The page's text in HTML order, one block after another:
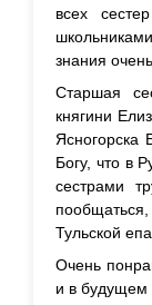
всех
знания
Старшая
княгини
Ясногорска
Богу, что в
сестрами
Тульской
Очень
и в будущем